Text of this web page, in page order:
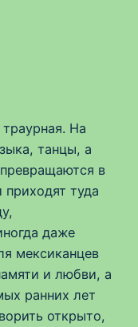
На
танцы, а
в
туда
даже
мексиканцев
и любви, а
ранних лет
открыто,